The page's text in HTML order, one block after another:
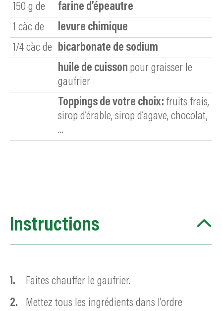
150 g de
farine d’épeautre
1 càc de
levure chimique
1/4 càc de
bicarbonate de sodium
huile de cuisson pour graisser le
gaufrier
Toppings de votre choix: fruits frais,
sirop d’érable, sirop d’agave, chocolat,
…
Instructions
Faites chauffer le gaufrier.
Mettez tous les ingrédients dans l’ordre